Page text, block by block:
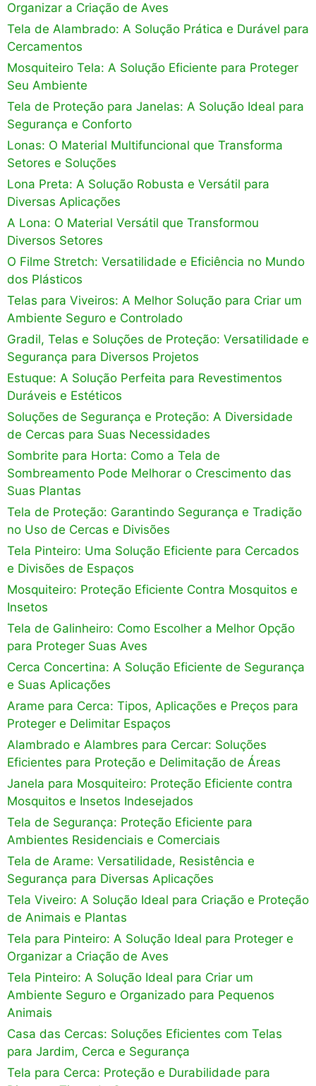
Organizar a Criação de Aves
Tela de Alambrado: A Solução Prática e Durável para
Cercamentos
Mosquiteiro Tela: A Solução Eficiente para Proteger
Seu Ambiente
Tela de Proteção para Janelas: A Solução Ideal para
Segurança e Conforto
Lonas: O Material Multifuncional que Transforma
Setores e Soluções
Lona Preta: A Solução Robusta e Versátil para
Diversas Aplicações
A Lona: O Material Versátil que Transformou
Diversos Setores
O Filme Stretch: Versatilidade e Eficiência no Mundo
dos Plásticos
Telas para Viveiros: A Melhor Solução para Criar um
Ambiente Seguro e Controlado
Gradil, Telas e Soluções de Proteção: Versatilidade e
Segurança para Diversos Projetos
Estuque: A Solução Perfeita para Revestimentos
Duráveis e Estéticos
Soluções de Segurança e Proteção: A Diversidade
de Cercas para Suas Necessidades
Sombrite para Horta: Como a Tela de
Sombreamento Pode Melhorar o Crescimento das
Suas Plantas
Tela de Proteção: Garantindo Segurança e Tradição
no Uso de Cercas e Divisões
Tela Pinteiro: Uma Solução Eficiente para Cercados
e Divisões de Espaços
Mosquiteiro: Proteção Eficiente Contra Mosquitos e
Insetos
Tela de Galinheiro: Como Escolher a Melhor Opção
para Proteger Suas Aves
Cerca Concertina: A Solução Eficiente de Segurança
e Suas Aplicações
Arame para Cerca: Tipos, Aplicações e Preços para
Proteger e Delimitar Espaços
Alambrado e Alambres para Cercar: Soluções
Eficientes para Proteção e Delimitação de Áreas
Janela para Mosquiteiro: Proteção Eficiente contra
Mosquitos e Insetos Indesejados
Tela de Segurança: Proteção Eficiente para
Ambientes Residenciais e Comerciais
Tela de Arame: Versatilidade, Resistência e
Segurança para Diversas Aplicações
Tela Viveiro: A Solução Ideal para Criação e Proteção
de Animais e Plantas
Tela para Pinteiro: A Solução Ideal para Proteger e
Organizar a Criação de Aves
Tela Pinteiro: A Solução Ideal para Criar um
Ambiente Seguro e Organizado para Pequenos
Animais
Casa das Cercas: Soluções Eficientes com Telas
para Jardim, Cerca e Segurança
Tela para Cerca: Proteção e Durabilidade para